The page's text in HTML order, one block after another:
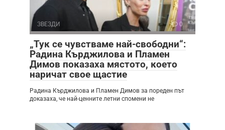
ЗВЕЗДИ 0
„Тук се чувстваме най-свободни“:
Радина Кърджилова и Пламен
Димов показаха мястото, което
наричат свое щастие
Радина Кърджилова и Пламен Димов за пореден път
доказаха, че най-ценните летни спомени не